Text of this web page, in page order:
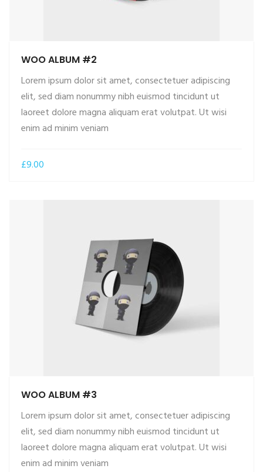
WOO ALBUM #2
Lorem ipsum dolor sit amet, consectetuer adipiscing
elit, sed diam nonummy nibh euismod tincidunt ut
laoreet dolore magna aliquam erat volutpat. Ut wisi
enim ad minim veniam
£9.00
ADD TO CART
WOO ALBUM #3
Lorem ipsum dolor sit amet, consectetuer adipiscing
elit, sed diam nonummy nibh euismod tincidunt ut
laoreet dolore magna aliquam erat volutpat. Ut wisi
enim ad minim veniam
ADD TO CART